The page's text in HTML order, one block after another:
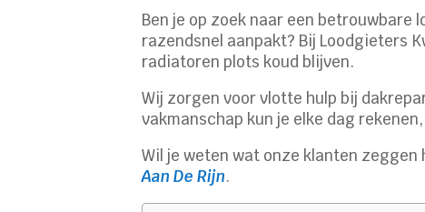
Ben je op zoek naar een
razendsnel aanpakt? Bij Loodgieters
radiatoren plots koud blijven.
Wij zorgen voor vlotte hulp bij
vakmanschap kun je elke dag
Wil je weten wat onze klanten
Aan De Rijn.